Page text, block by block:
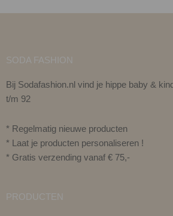
SODA FASHION
Bij Sodafashion.nl vind je hippe baby &
t/m 92
* Regelmatig nieuwe producten
* Laat je producten personaliseren !
* Gratis verzending vanaf € 75,-
PRODUCTEN